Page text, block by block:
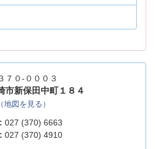
７０-０００３
市新保田中町１８４
（地図を見る）
027 (370) 6663
027 (370) 4910